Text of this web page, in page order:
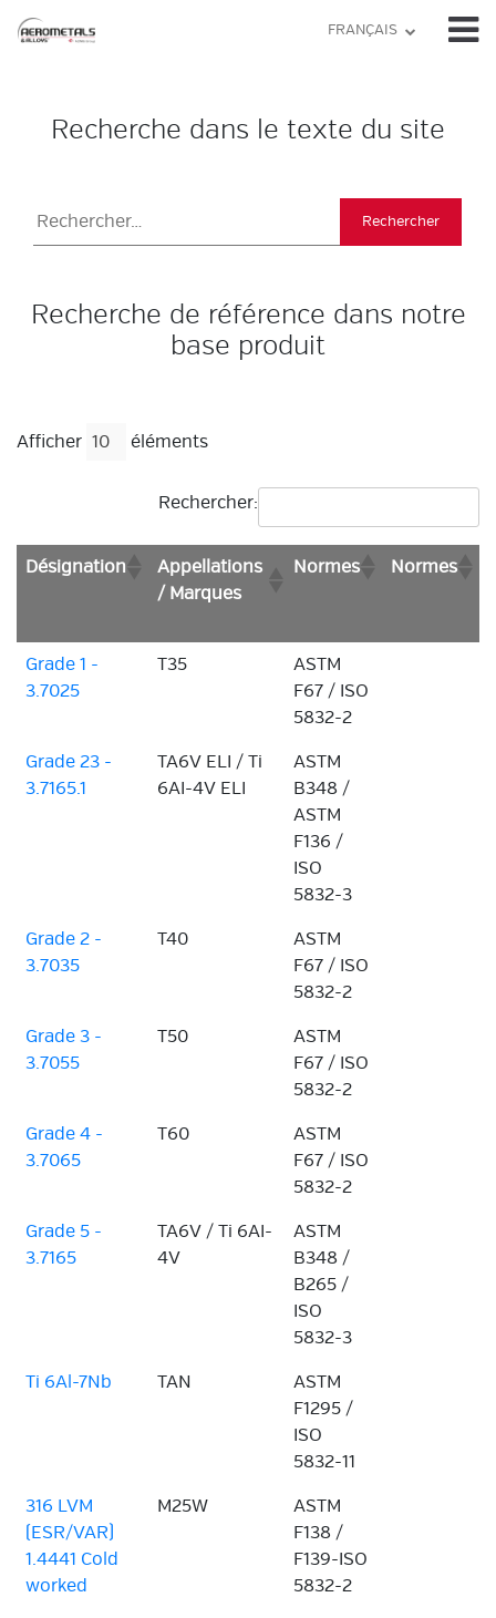
Skip
FRANÇAIS
Recherche dans le texte du site
Rechercher :
Recherche de référence dans notre
base produit
Afficher éléments
Rechercher:
Désignation
Appellations
/ Marques
Normes Normes
Grade 1 -
3.7025
T35
ASTM
F67 / ISO
5832-2
Grade 23 -
3.7165.1
TA6V ELI / Ti
6AI-4V ELI
ASTM
B348 /
ASTM
F136 /
ISO
5832-3
Grade 2 -
3.7035
T40
ASTM
F67 / ISO
5832-2
Grade 3 -
3.7055
T50
ASTM
F67 / ISO
5832-2
Grade 4 -
3.7065
T60
ASTM
F67 / ISO
5832-2
Grade 5 -
3.7165
TA6V / Ti 6AI-
4V
ASTM
B348 /
B265 /
ISO
5832-3
Ti 6Al-7Nb
TAN
ASTM
F1295 /
ISO
5832-11
316 LVM
(ESR/VAR)
1.4441 Cold
worked
M25W
ASTM
F138 /
F139-ISO
5832-2